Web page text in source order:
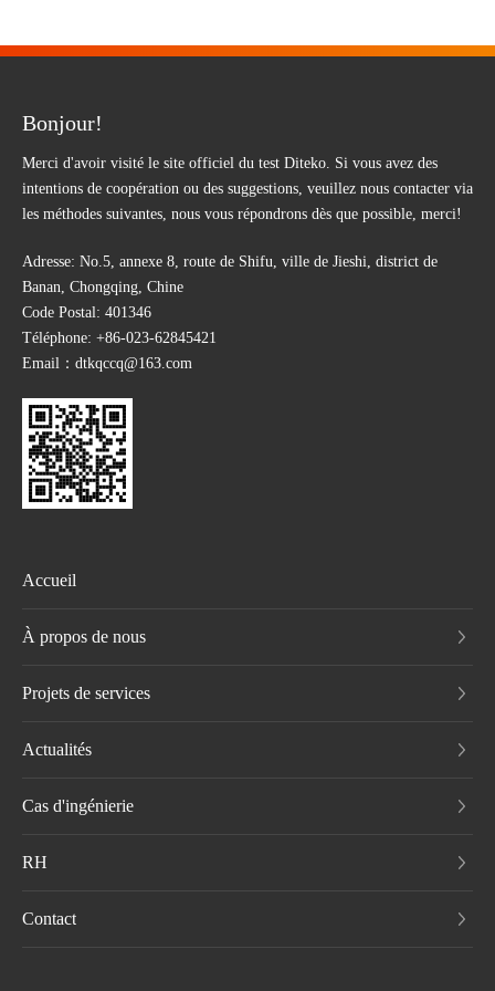
Bonjour!
Merci d'avoir visité le site officiel du test Diteko. Si vous avez des
intentions de coopération ou des suggestions, veuillez nous contacter via
les méthodes suivantes, nous vous répondrons dès que possible, merci!
Adresse: No.5, annexe 8, route de Shifu, ville de Jieshi, district de
Banan, Chongqing, Chine
Code Postal: 401346
Téléphone: +86-023-62845421
Email： dtkqccq@163.com
Accueil
À propos de nous
Projets de services
Actualités
Cas d'ingénierie
RH
Contact